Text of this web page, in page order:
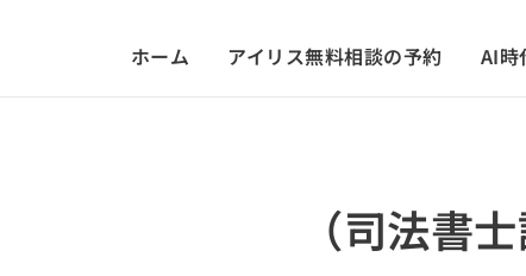
ホーム アイリス無料相談の予約 AI時
（司法書